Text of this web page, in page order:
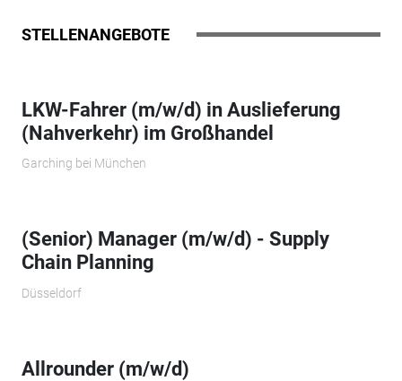
STELLENANGEBOTE
LKW-Fahrer (m/w/d) in Auslieferung
(Nahverkehr) im Großhandel
Garching bei München
(Senior) Manager (m/w/d) - Supply
Chain Planning
Düsseldorf
Allrounder (m/w/d)